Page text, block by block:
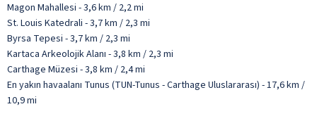
Magon Mahallesi - 3,6 km / 2,2 mi
St. Louis Katedrali - 3,7 km / 2,3 mi
Byrsa Tepesi - 3,7 km / 2,3 mi
Kartaca Arkeolojik Alanı - 3,8 km / 2,3 mi
Carthage Müzesi - 3,8 km / 2,4 mi
En yakın havaalanı Tunus (TUN-Tunus - Carthage Uluslararası) - 17,6 km /
10,9 mi